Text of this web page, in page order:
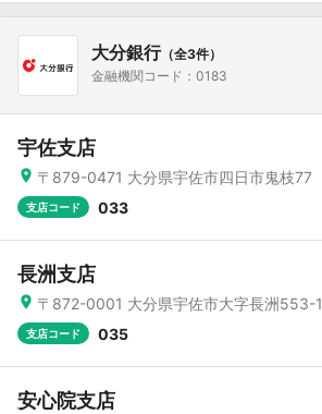
大分銀行（全3件）
金融機関コード：0183
宇佐支店
〒879-0471 大分県宇佐市四日市鬼枝77
支店コード 033
長洲支店
〒872-0001 大分県宇佐市大字長洲553-1
支店コード 035
安心院支店